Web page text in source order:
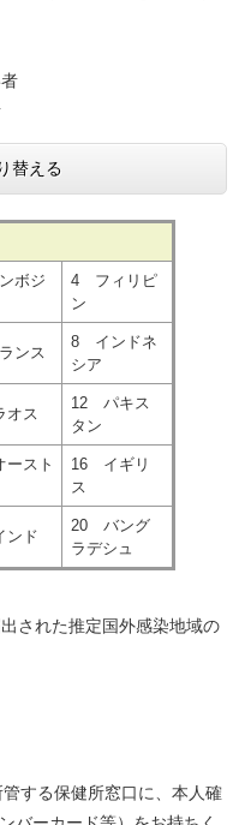
替える
ボジ
4 フィリピ
ン
ンス
8 インドネ
シア
ス
12 パキス
タン
スト
16 イギリ
ス
ド
20 バング
ラデシュ
された推定国外感染地域の
する保健所窓口に、本人確